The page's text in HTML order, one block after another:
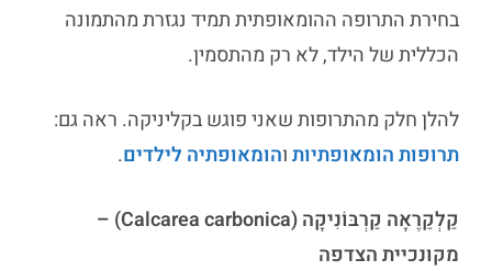
בחירת התרופה ההומאופתית תמיד נגזרת מהתמונה
הכללית של הילד, לא רק מהתסמין.
להלן חלק מהתרופות שאני פוגש בקליניקה. ראה גם:
תרופות הומאופתיותוהומאופתיה לילדים.
קַלְקַרֶאָה קַרְבּוֹנִיקָה (Calcarea carbonica) –
מקונכיית הצדפה